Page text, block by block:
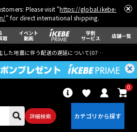
Please visit "https://global.ikebe-
" for direct international shipping.
取
イベント
動画
学割
サービス 店舗一覧
した地震に伴う配送の遅延について(07月29日
詳細検索
0